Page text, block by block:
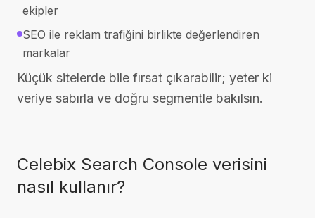
ekipler
SEO ile reklam trafiğini birlikte değerlendiren
markalar
Küçük sitelerde bile fırsat çıkarabilir; yeter ki
veriye sabırla ve doğru segmentle bakılsın.
Celebix Search Console verisini
nasıl kullanır?